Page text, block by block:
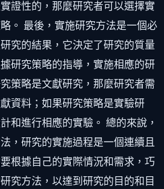
證性的，那麼研究者可以選擇實
。 最後，實施研究方法是一個必
究的結果，它決定了研究的質量
研究策略的指導，實施相應的研
策略是文獻研究，那麼研究者需
資料；如果研究策略是實驗研
和進行相應的實驗。 總的來說，
，研究的實施過程是一個連續且
根據自己的實際情況和需求，巧
究方法，以達到研究的目的和目